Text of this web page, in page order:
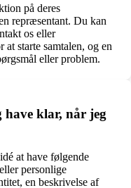
på deres
repræsentant. Du kan
os eller
starte samtalen, og en
eller problem.
klar, når jeg
at have følgende
personlige
en beskrivelse af